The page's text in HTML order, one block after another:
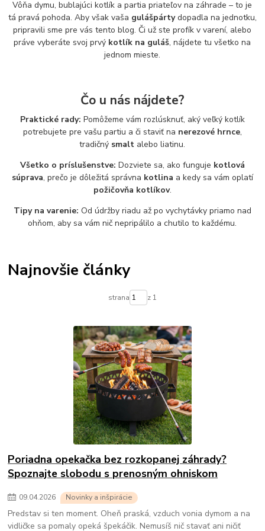
Vôňa dymu, bublajúci kotlík a partia priateľov na záhrade – to je
tá pravá pohoda. Aby však vaša gulášpártydopadla na jednotku,
pripravili sme pre vás tento blog. Či už ste profík v varení, alebo
práve vyberáte svoj prvý kotlík na guláš, nájdete tu všetko na
jednom mieste.
Čo u nás nájdete?
Praktické rady: Pomôžeme vám rozlúsknuť, aký veľký kotlík
potrebujete pre vašu partiu a či staviť na nerezové hrnce,
tradičný smalt alebo liatinu.
Všetko o príslušenstve: Dozviete sa, ako funguje kotlová
súprava, prečo je dôležitá správna kotlina a kedy sa vám oplatí
požičovňa kotlíkov.
Tipy na varenie: Od údržby riadu až po vychytávky priamo nad
ohňom, aby sa vám nič nepripálilo a chutilo to každému.
Najnovšie články
strana z 1
Poriadna opekačka bez rozkopanej záhrady?
Spoznajte slobodu s prenosným ohniskom
09.04.2026 Novinky a inšpirácie
Predstav si ten moment. Oheň praská, vzduch vonia dymom a na
vidličke sa pomaly opeká špekáčik. Nemusíš nič stavať ani ničiť